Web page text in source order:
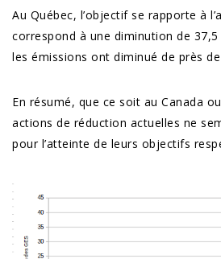
Au Québec, l’objectif se rapporte à
correspond à une diminution de
les émissions ont diminué de près de
En résumé, que ce soit au Canada
actions de réduction actuelles ne
pour l’atteinte de leurs objectifs